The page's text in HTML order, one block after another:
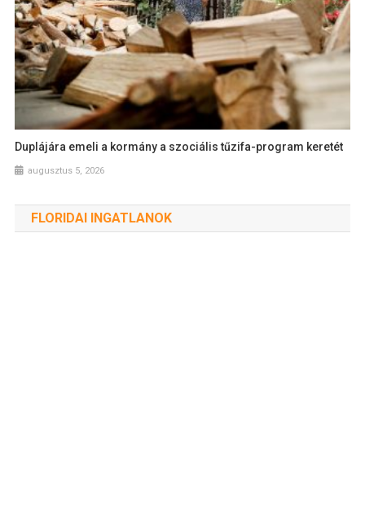
Duplájára emeli a kormány a szociális tűzifa-program keretét
augusztus 5, 2026
FLORIDAI INGATLANOK